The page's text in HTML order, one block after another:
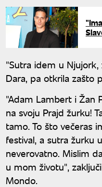
"Sutra idem u Njujork,
Dara, pa otkrila zašto
"Adam Lambert i Žan
na svoju Prajd žurku!
tamo. To što večeras
festival, a sutra žurku
neverovatno. Mislim
u mom životu",
Mondo.